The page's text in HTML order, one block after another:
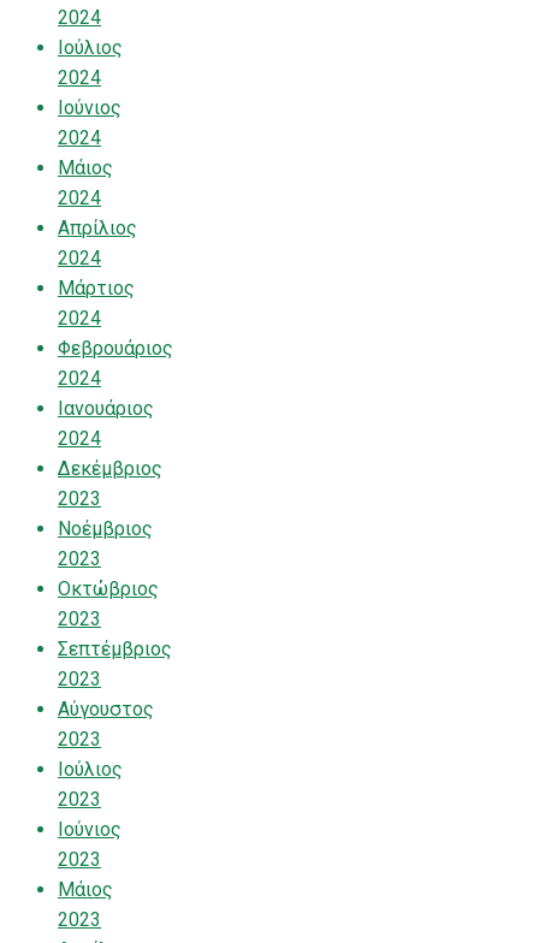
2024
Ιούλιος
2024
Ιούνιος
2024
Μάιος
2024
Απρίλιος
2024
Μάρτιος
2024
Φεβρουάριος
2024
Ιανουάριος
2024
Δεκέμβριος
2023
Νοέμβριος
2023
Οκτώβριος
2023
Σεπτέμβριος
2023
Αύγουστος
2023
Ιούλιος
2023
Ιούνιος
2023
Μάιος
2023